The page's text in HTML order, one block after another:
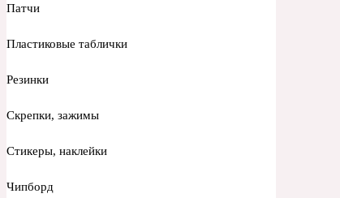
Патчи
Пластиковые таблички
Резинки
Скрепки, зажимы
Стикеры, наклейки
Чипборд